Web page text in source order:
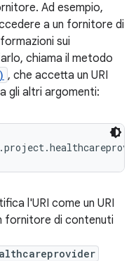
Ad esempio,
a un fornitore di
sui
chiama il metodo
, che accetta un URI
gli altri argomenti:
l'URI come un URI
fornitore di contenuti